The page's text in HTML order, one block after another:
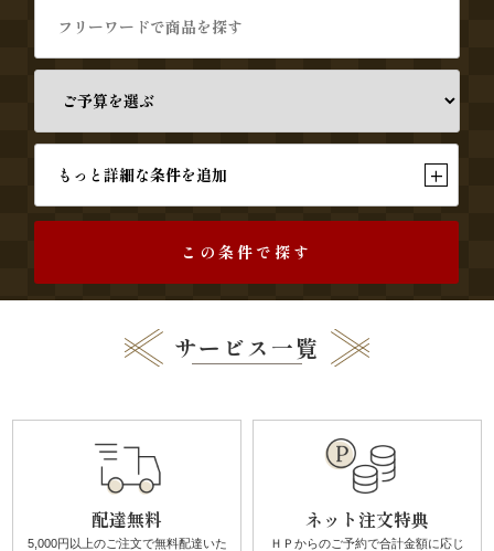
当
ー
ィ
もっと詳細な条件を追加 +
この条件で探す
サービス一覧
配達無料
5,000円以上のご注文で無料配達いた
ネット注文特典
ＨＰからのご予約で合計金額に応じ